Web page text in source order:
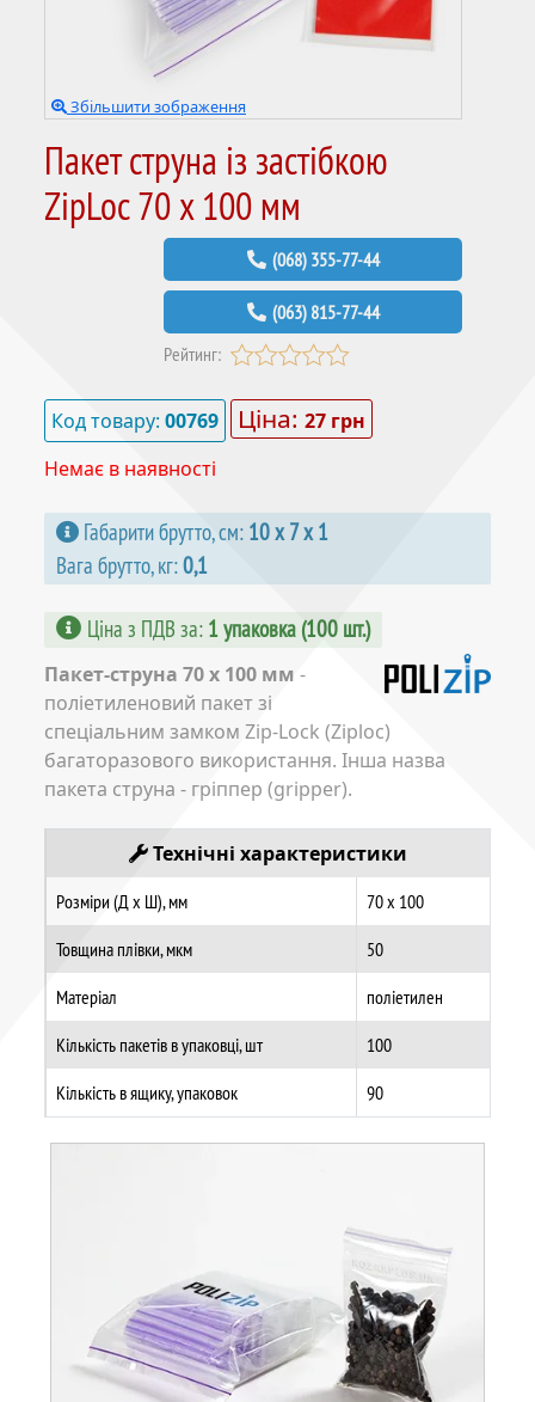
Збільшити зображення
Пакет струна із застібкою
ZipLoc 70 х 100 мм
(068) 355-77-44
(063) 815-77-44
Рейтинг:
Код товару: 00769 Ціна: 27 грн
Немає в наявності
Габарити брутто, см: 10 х 7 х 1
Вага брутто, кг:0,1
Ціна з ПДВ за: 1 упаковка (100 шт.)
Пакет-струна 70 х 100 мм -
поліетиленовий пакет зі
спеціальним замком Zip-Lock (Ziploc)
багаторазового використання. Інша назва
пакета струна - гріппер (gripper).
Технічні характеристики
Розміри (Д х Ш), мм
70 х 100
Товщина плівки, мкм
50
Матеріал
поліетилен
Кількість пакетів в упаковці, шт
100
Кількість в ящику, упаковок
90